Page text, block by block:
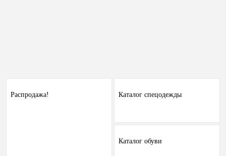
Распродажа! Каталог спецодежды
Каталог обуви